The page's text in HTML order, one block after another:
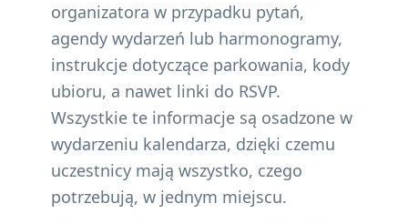
organizatora w przypadku pytań,
agendy wydarzeń lub harmonogramy,
instrukcje dotyczące parkowania, kody
ubioru, a nawet linki do RSVP.
Wszystkie te informacje są osadzone w
wydarzeniu kalendarza, dzięki czemu
uczestnicy mają wszystko, czego
potrzebują, w jednym miejscu.